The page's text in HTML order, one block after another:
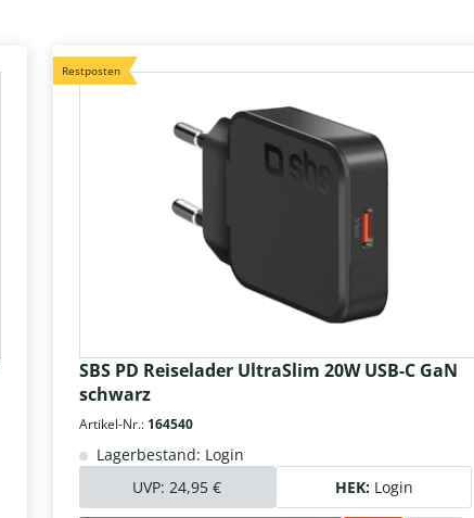
Restposten
SBS PD Reiselader UltraSlim 20W USB-C GaN
schwarz
Artikel-Nr.: 164540
Lagerbestand: Login
UVP:24,95 € HEK: Login